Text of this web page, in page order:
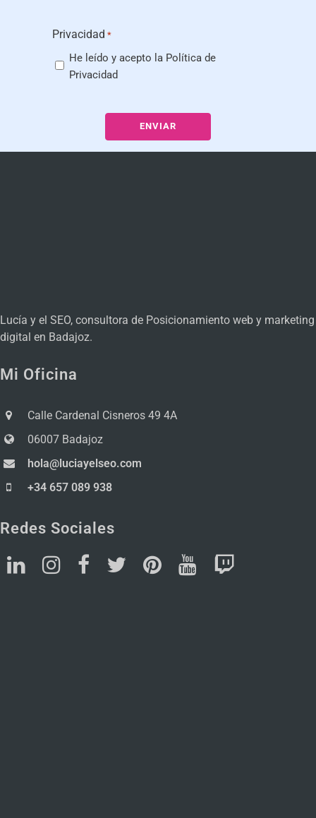
Privacidad *
He leído y acepto la Política de
Privacidad
Lucía y el SEO, consultora de Posicionamiento web y marketing
digital en Badajoz.
Mi Oficina
Calle Cardenal Cisneros 49 4A
06007 Badajoz
hola@luciayelseo.com
+34 657 089 938
Redes Sociales